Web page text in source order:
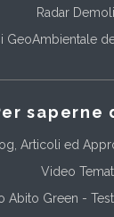
Radar
GeoAmbientale
saperne
Articoli ed
Video
Abito Green -